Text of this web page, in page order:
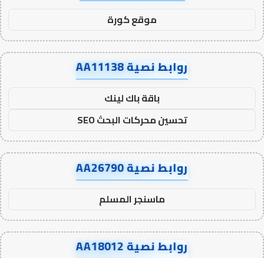
موقع كورة
روابط نصية AA11138
باقة باك لينك
تحسين محركات البحث SEO
روابط نصية AA26790
ماسنجر المسلم
روابط نصية AA18012